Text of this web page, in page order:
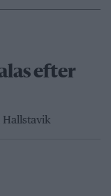
efter